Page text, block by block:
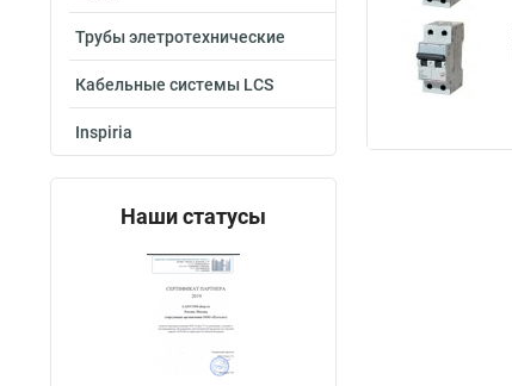
Трубы элетротехнические
Кабельные системы LCS
Inspiria
Наши статусы